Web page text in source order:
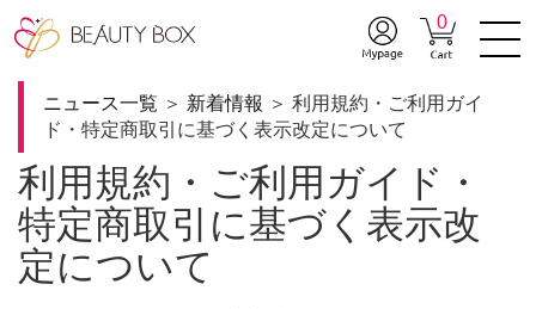
0
ニュース一覧 ＞ 新着情報 ＞ 利用規約・ご利用ガイ
ド・特定商取引に基づく表示改定について
利用規約・ご利用ガイド・
特定商取引に基づく表示改
定について